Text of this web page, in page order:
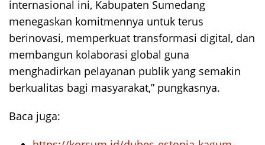
internasional ini, Kabupaten Sumedang
menegaskan komitmennya untuk terus
berinovasi, memperkuat transformasi digital, dan
membangun kolaborasi global guna
menghadirkan pelayanan publik yang semakin
berkualitas bagi masyarakat,” pungkasnya.
Baca juga: